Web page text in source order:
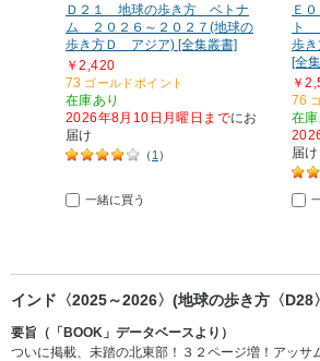
一緒に買う
Ｄ２１ 地球の歩き方 ベトナ
ム ２０２６～２０２７(地球の
歩き方Ｄ アジア) [全集叢書]
￥2,420
73 ゴールドポイント
在庫あり
2026年8月10日月曜日までにお
届け
（ 1 ）
Ｅ
ト
歩
[全
￥
76
在庫
届け
インド〈2025～2026〉(地球の歩き方〈D28
要旨（「BOOK」データベースより）
ついに掲載、未踏の北東部！３２ページ増！アッサ